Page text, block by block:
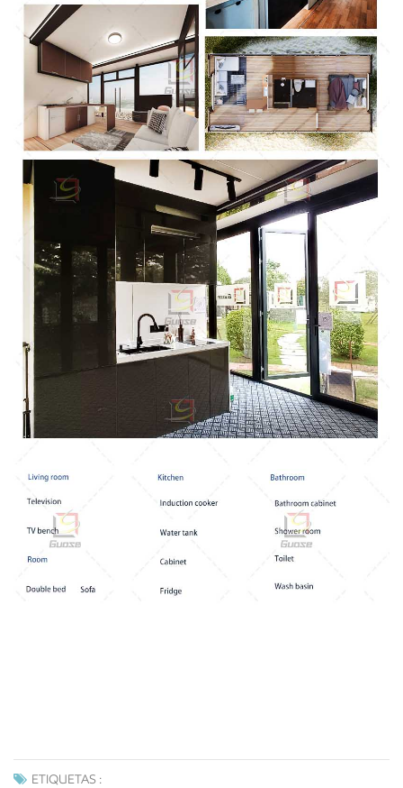
ETIQUETAS :